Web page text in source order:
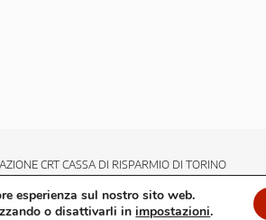
CRT CASSA DI RISPARMIO DI TORINO
esperienza sul nostro sito web.
o disattivarli inimpostazioni.